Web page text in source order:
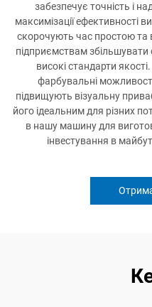
забезпечує точність і
максимізації ефективності
скорочують час простою та
підприємствам
високі стандарти
фарбувальні
підвищують візуальну
його ідеальним для різних
в нашу машину для
інвестування в